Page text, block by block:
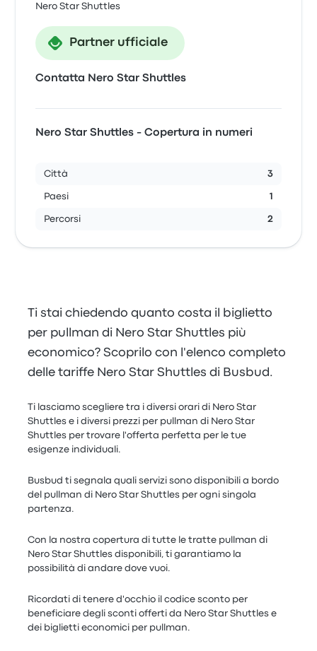
Nero Star Shuttles
Partner ufficiale
Contatta Nero Star Shuttles
Nero Star Shuttles - Copertura in numeri
Città 3
Paesi 1
Percorsi 2
Ti stai chiedendo quanto costa il biglietto
per pullman di Nero Star Shuttles più
economico? Scoprilo con l'elenco completo
delle tariffe Nero Star Shuttles di Busbud.
Ti lasciamo scegliere tra i diversi orari di Nero Star
Shuttles e i diversi prezzi per pullman di Nero Star
Shuttles per trovare l'offerta perfetta per le tue
esigenze individuali.
Busbud ti segnala quali servizi sono disponibili a bordo
del pullman di Nero Star Shuttles per ogni singola
partenza.
Con la nostra copertura di tutte le tratte pullman di
Nero Star Shuttles disponibili, ti garantiamo la
possibilità di andare dove vuoi.
Ricordati di tenere d'occhio il codice sconto per
beneficiare degli sconti offerti da Nero Star Shuttles e
dei biglietti economici per pullman.